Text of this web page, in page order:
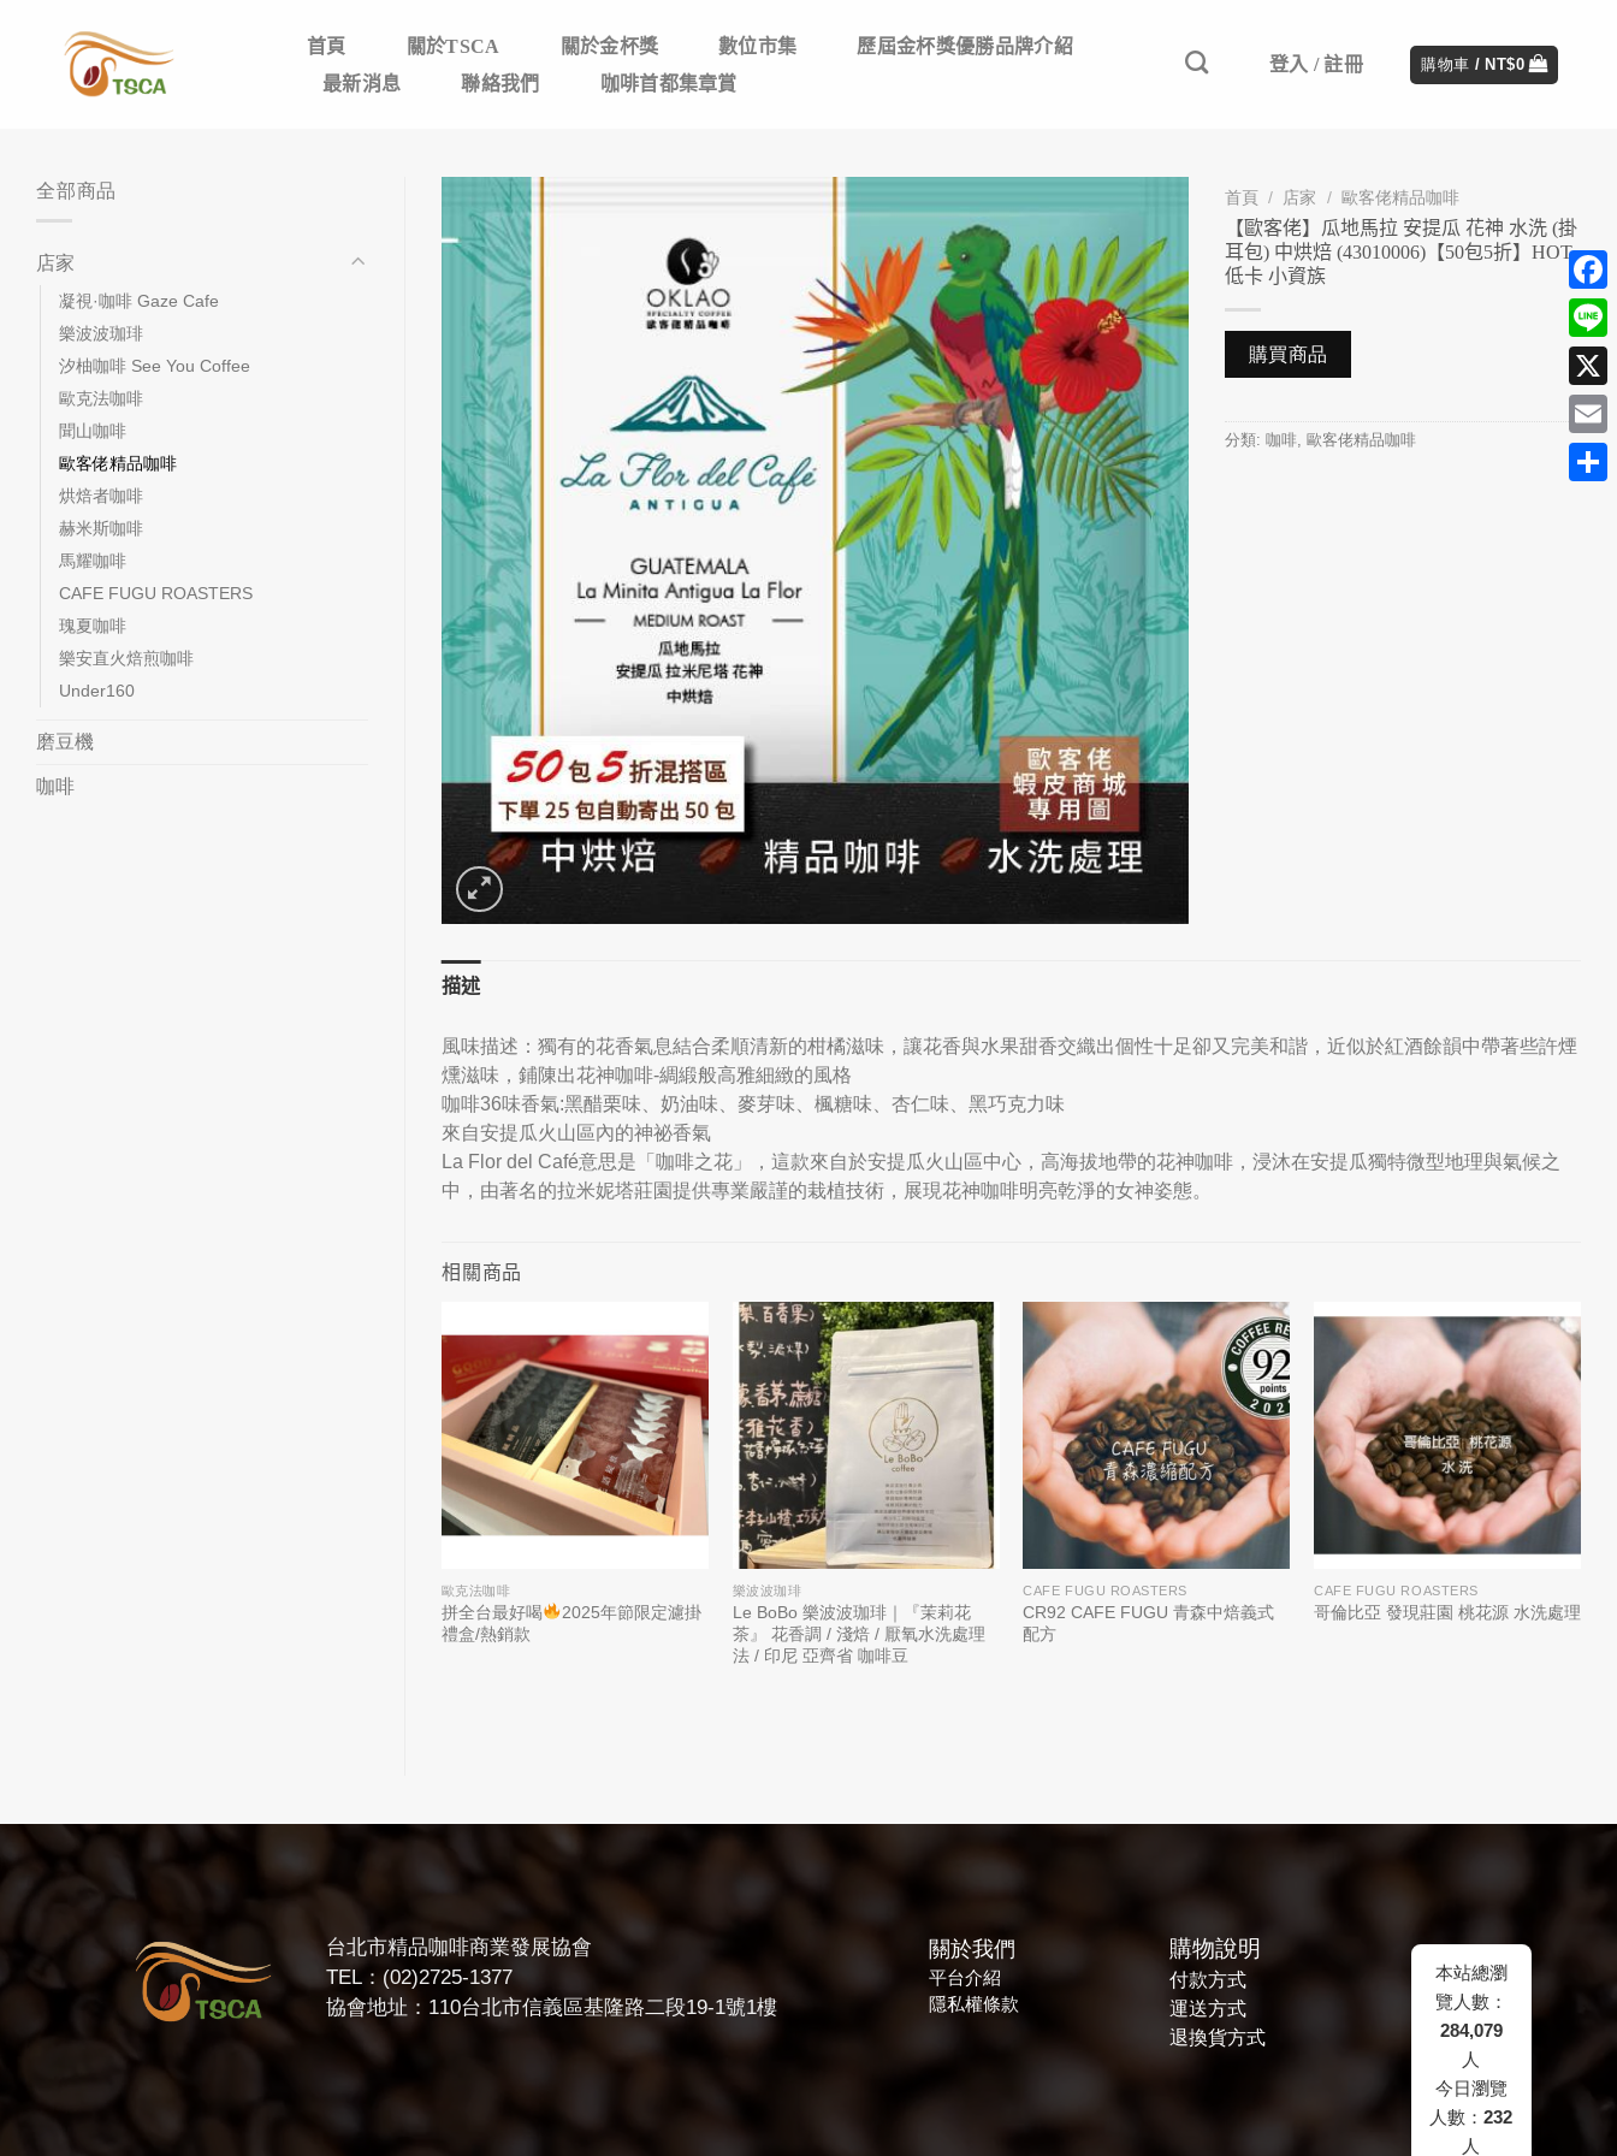
首頁 關於TSCA 關於金杯獎 數位市集
歷屆金杯獎優勝品牌介紹
最新消息
聯絡我們 咖啡首都集章賞
登入 / 註冊 購物車 /NT$0
全部商品
店家
凝視·咖啡 Gaze Cafe
樂波波珈琲
汐柚咖啡 See You Coffee
歐克法咖啡
聞山咖啡
歐客佬精品咖啡
烘焙者咖啡
赫米斯咖啡
馬耀咖啡
CAFE FUGU ROASTERS
瑰夏咖啡
樂安直火焙煎咖啡
Under160
磨豆機
咖啡
首頁 / 店家 / 歐客佬精品咖啡
【歐客佬】瓜地馬拉 安提瓜 花神 水洗 (掛
耳包) 中烘焙 (43010006)【50包5折】HOT
低卡 小資族
購買商品
分類:咖啡,歐客佬精品咖啡
描述
風味描述：獨有的花香氣息結合柔順清新的柑橘滋味，讓花香與水果甜香交織出個性十足卻又完美和諧，近似於紅酒餘韻中帶著些許煙
燻滋味，鋪陳出花神咖啡-綢緞般高雅細緻的風格
咖啡36味香氣:黑醋栗味、奶油味、麥芽味、楓糖味、杏仁味、黑巧克力味
來自安提瓜火山區內的神祕香氣
La Flor del Café意思是「咖啡之花」，這款來自於安提瓜火山區中心，高海拔地帶的花神咖啡，浸沐在安提瓜獨特微型地理與氣候之
中，由著名的拉米妮塔莊園提供專業嚴謹的栽植技術，展現花神咖啡明亮乾淨的女神姿態。
相關商品
歐克法咖啡
拼全台最好喝
2025年節限定濾掛
禮盒/熱銷款
樂波波珈琲
Le BoBo 樂波波珈琲｜『茉莉花
茶』 花香調 / 淺焙 / 厭氧水洗處理
法 / 印尼 亞齊省 咖啡豆
CAFE FUGU ROASTERS
CR92 CAFE FUGU 青森中焙義式
配方
CAFE FUGU ROASTERS
哥倫比亞 發現莊園 桃花源 水洗處理
台北市精品咖啡商業發展協會
TEL：(02)2725-1377
協會地址：110台北市信義區基隆路二段19-1號1樓
關於我們
平台介紹
隱私權條款
購物說明
付款方式
運送方式
退換貨方式
本站總瀏
覽人數：
284,079
人
今日瀏覽
人數：232
人
Line
X
Email